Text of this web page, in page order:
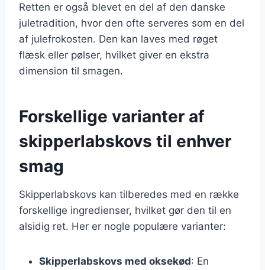
Retten er også blevet en del af den danske
juletradition, hvor den ofte serveres som en del
af julefrokosten. Den kan laves med røget
flæsk eller pølser, hvilket giver en ekstra
dimension til smagen.
Forskellige varianter af
skipperlabskovs til enhver
smag
Skipperlabskovs kan tilberedes med en række
forskellige ingredienser, hvilket gør den til en
alsidig ret. Her er nogle populære varianter:
Skipperlabskovs med oksekød: En